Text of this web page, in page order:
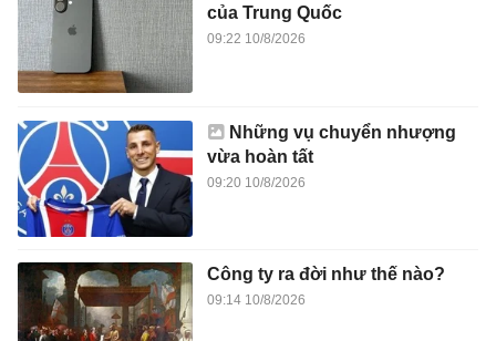
của Trung Quốc
09:22 10/8/2026
Những vụ chuyển nhượng
vừa hoàn tất
09:20 10/8/2026
Công ty ra đời như thế nào?
09:14 10/8/2026